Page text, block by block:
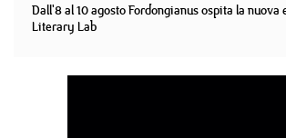
Dall'8 al 10 agosto Fordongianus ospita la nuova
Literary Lab